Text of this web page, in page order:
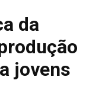
da
jovens